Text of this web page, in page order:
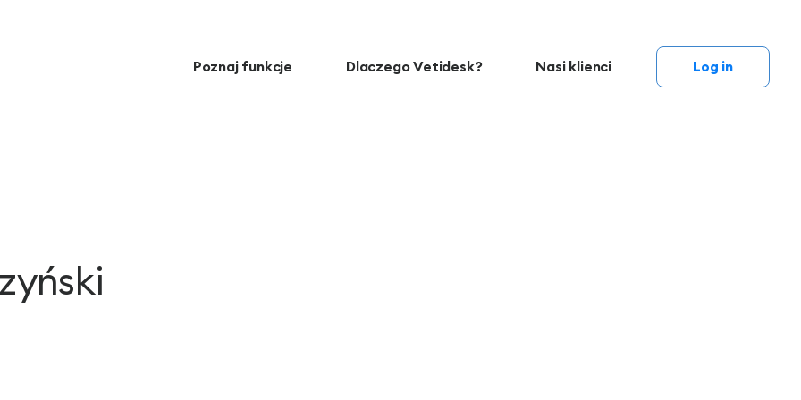
Poznaj funkcje Dlaczego Vetidesk? Nasi klienci Log in